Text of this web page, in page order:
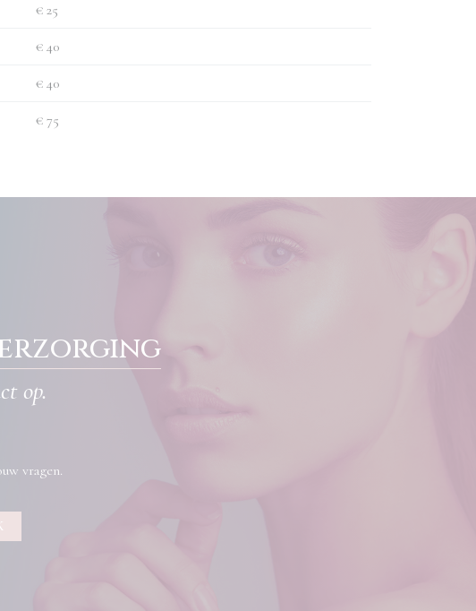
€ 25
€ 40
€ 40
€ 75
op.
vragen.